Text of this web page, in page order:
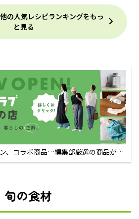
の人気レシピランキングをもっ
と見る
、コラボ商品…編集部厳選の商品が買
旬の食材